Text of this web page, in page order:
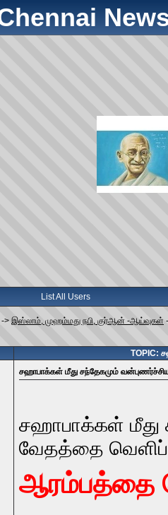
List All Users
-> இஸ்லாம், முஹம்மது நபி, குர்ஆன் -ஆய்வுகள்
TOPIC:
சஹாபாக்கள் மீது சந்தேகமும்
சஹாபாக்கள் மீது
வேதத்தை
ஆரம்பத்தை